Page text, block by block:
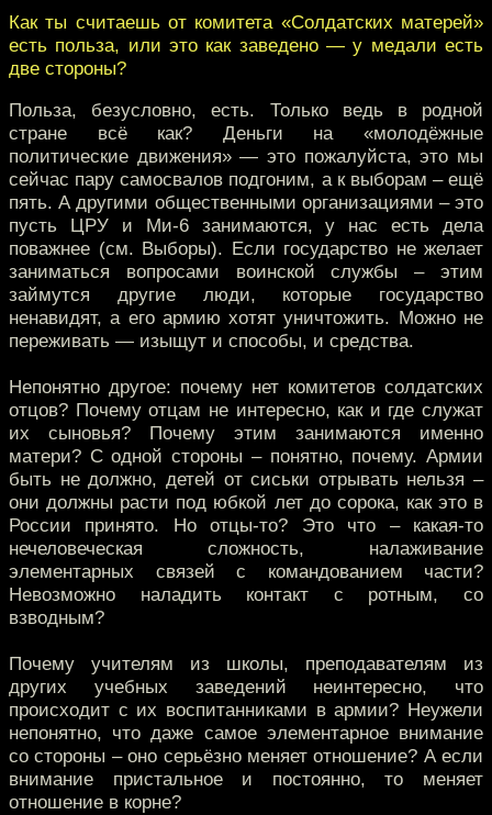
Как ты считаешь от комитета «Солдатских матерей»
есть польза, или это как заведено — у медали есть
две стороны?
Польза, безусловно, есть. Только ведь в родной
стране всё как? Деньги на «молодёжные
политические движения» — это пожалуйста, это мы
сейчас пару самосвалов подгоним, а к выборам – ещё
пять. А другими общественными организациями – это
пусть ЦРУ и Ми-6 занимаются, у нас есть дела
поважнее (см. Выборы). Если государство не желает
заниматься вопросами воинской службы – этим
займутся другие люди, которые государство
ненавидят, а его армию хотят уничтожить. Можно не
переживать — изыщут и способы, и средства.
Непонятно другое: почему нет комитетов солдатских
отцов? Почему отцам не интересно, как и где служат
их сыновья? Почему этим занимаются именно
матери? С одной стороны – понятно, почему. Армии
быть не должно, детей от сиськи отрывать нельзя –
они должны расти под юбкой лет до сорока, как это в
России принято. Но отцы-то? Это что – какая-то
нечеловеческая сложность, налаживание
элементарных связей с командованием части?
Невозможно наладить контакт с ротным, со
взводным?
Почему учителям из школы, преподавателям из
других учебных заведений неинтересно, что
происходит с их воспитанниками в армии? Неужели
непонятно, что даже самое элементарное внимание
со стороны – оно серьёзно меняет отношение? А если
внимание пристальное и постоянно, то меняет
отношение в корне?